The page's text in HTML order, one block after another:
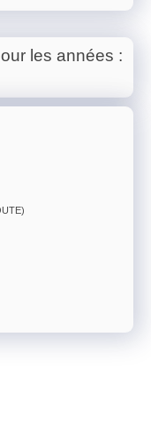
les années :